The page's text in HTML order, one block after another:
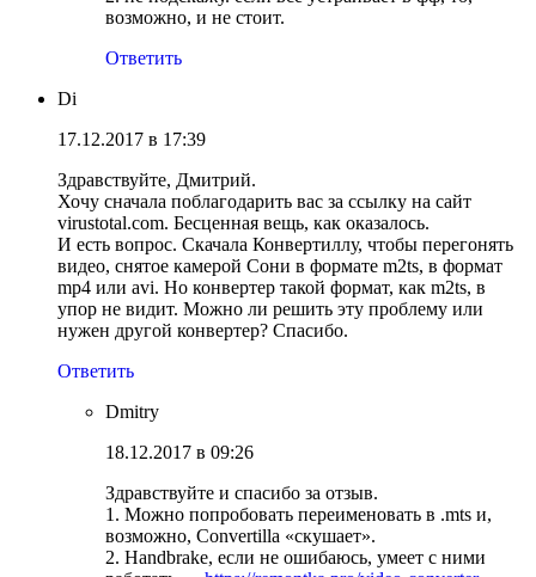
возможно, и не стоит.
Ответить
Di
17.12.2017 в 17:39
Здравствуйте, Дмитрий.
Хочу сначала поблагодарить вас за ссылку на сайт
virustotal.com. Бесценная вещь, как оказалось.
И есть вопрос. Скачала Конвертиллу, чтобы перегонять
видео, снятое камерой Сони в формате m2ts, в формат
mp4 или avi. Но конвертер такой формат, как m2ts, в
упор не видит. Можно ли решить эту проблему или
нужен другой конвертер? Спасибо.
Ответить
Dmitry
18.12.2017 в 09:26
Здравствуйте и спасибо за отзыв.
1. Можно попробовать переименовать в .mts и,
возможно, Convertilla «скушает».
2. Handbrake, если не ошибаюсь, умеет с ними